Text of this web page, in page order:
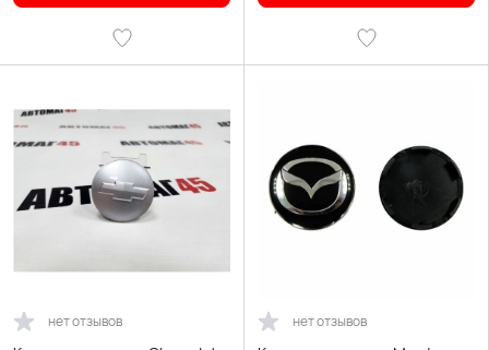
нет отзывов нет отзывов